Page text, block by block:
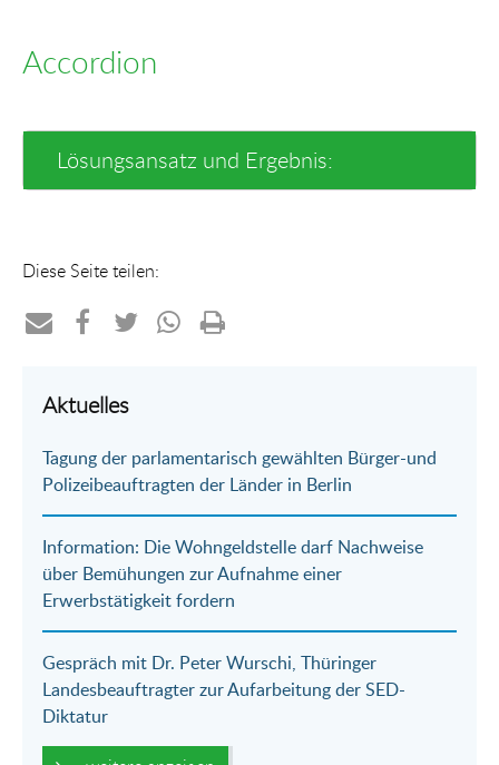
Accordion
Lösungsansatz und Ergebnis:
Diese Seite teilen:
per
Mail
auf
Aktuelles
Tagung der parlamentarisch gewählten Bürger-und
Polizeibeauftragten der Länder in Berlin
Information: Die Wohngeldstelle darf Nachweise
über Bemühungen zur Aufnahme einer
Erwerbstätigkeit fordern
Gespräch mit Dr. Peter Wurschi, Thüringer
Landesbeauftragter zur Aufarbeitung der SED-
Diktatur